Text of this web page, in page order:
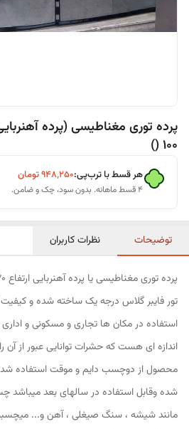
100 ()
هر قسط با ترب‌پی:۹۴۸٬۲۵۰تومان
۴ قسط ماهانه. بدون سود، چک و ضامن.
توضیحات نظرات کاربران
تور فایبر گلاس درجه یک ساخته شده و کیفیت
استفاده در مکان ها تجاری و مسکونی و
اندازه ای هست که حشرات توانایی عبور از آن را
محصول از دوچسب دایم و موقت استفاده
شده وقابل استفاده در سالهای بعد
مانند شیشه ، سنگ صیغلی ، آهن و...